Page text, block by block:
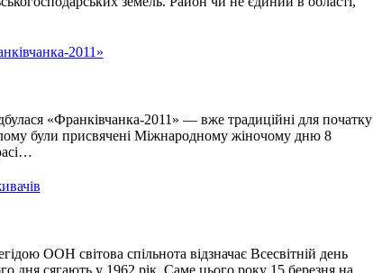
2011»
«Франківчанка-2011» — вже традиційні для початку
були присвячені Міжнародному жіночому дню 8
ООН світова спільнота відзначає Всесвітній день
дня сягають у 1962 рік. Саме цього року 15 березня на